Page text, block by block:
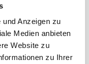
Anzeigen zu
Medien anbieten
Website zu
zu Ihrer